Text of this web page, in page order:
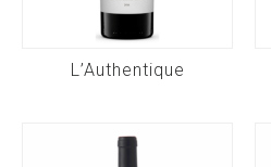
L’Authentique